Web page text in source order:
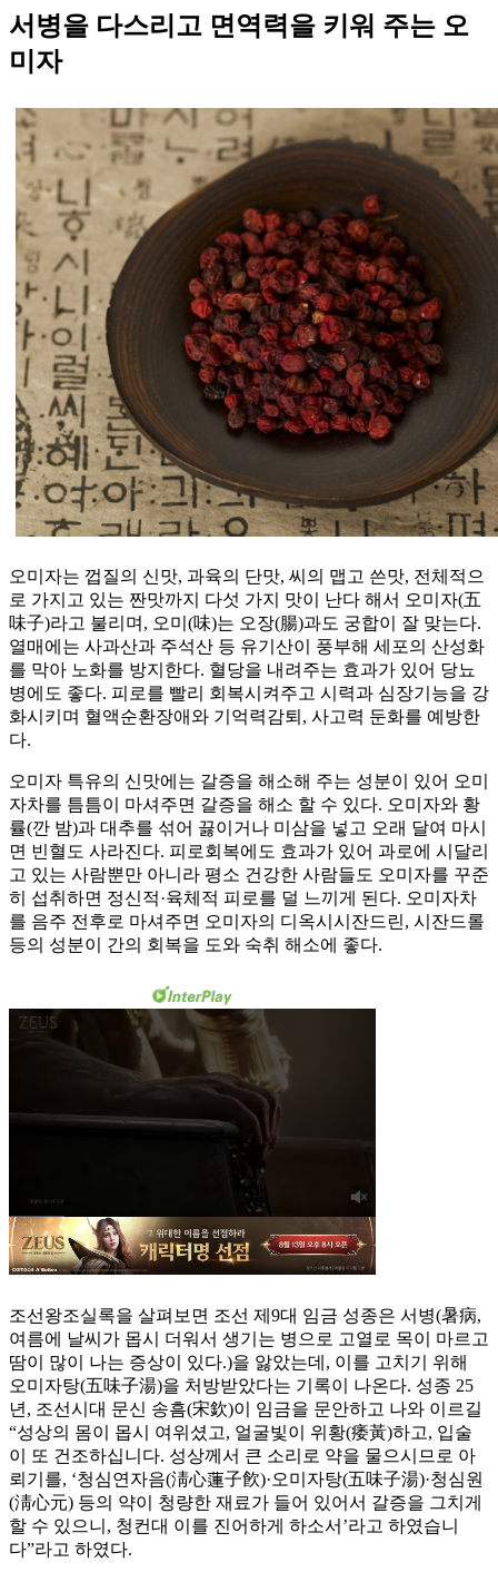
서병을 다스리고 면역력을 키워 주는 오
미자
오미자는 껍질의 신맛, 과육의 단맛, 씨의 맵고 쓴맛, 전체적으
로 가지고 있는 짠맛까지 다섯 가지 맛이 난다 해서 오미자(五
味子)라고 불리며, 오미(味)는 오장(腸)과도 궁합이 잘 맞는다.
열매에는 사과산과 주석산 등 유기산이 풍부해 세포의 산성화
를 막아 노화를 방지한다. 혈당을 내려주는 효과가 있어 당뇨
병에도 좋다. 피로를 빨리 회복시켜주고 시력과 심장기능을 강
화시키며 혈액순환장애와 기억력감퇴, 사고력 둔화를 예방한
다.
오미자 특유의 신맛에는 갈증을 해소해 주는 성분이 있어 오미
자차를 틈틈이 마셔주면 갈증을 해소 할 수 있다. 오미자와 황
률(깐 밤)과 대추를 섞어 끓이거나 미삼을 넣고 오래 달여 마시
면 빈혈도 사라진다. 피로회복에도 효과가 있어 과로에 시달리
고 있는 사람뿐만 아니라 평소 건강한 사람들도 오미자를 꾸준
히 섭취하면 정신적·육체적 피로를 덜 느끼게 된다. 오미자차
를 음주 전후로 마셔주면 오미자의 디옥시시잔드린, 시잔드롤
등의 성분이 간의 회복을 도와 숙취 해소에 좋다.
조선왕조실록을 살펴보면 조선 제9대 임금 성종은 서병(暑病,
여름에 날씨가 몹시 더워서 생기는 병으로 고열로 목이 마르고
땀이 많이 나는 증상이 있다.)을 앓았는데, 이를 고치기 위해
오미자탕(五味子湯)을 처방받았다는 기록이 나온다. 성종 25
년, 조선시대 문신 송흠(宋欽)이 임금을 문안하고 나와 이르길
“성상의 몸이 몹시 여위셨고, 얼굴빛이 위황(痿黃)하고, 입술
이 또 건조하십니다. 성상께서 큰 소리로 약을 물으시므로 아
뢰기를, ‘청심연자음(淸心蓮子飮)·오미자탕(五味子湯)·청심원
(淸心元) 등의 약이 청량한 재료가 들어 있어서 갈증을 그치게
할 수 있으니, 청컨대 이를 진어하게 하소서’라고 하였습니
다”라고 하였다.